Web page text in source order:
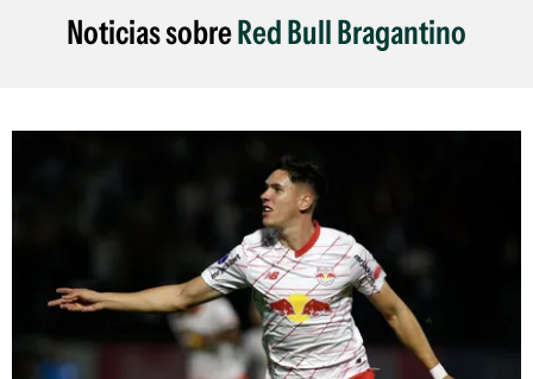
Noticias sobreRed Bull Bragantino